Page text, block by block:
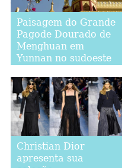
Paisagem do Grande
Pagode Dourado de
Menghuan em
Yunnan no sudoeste
Christian Dior
apresenta sua